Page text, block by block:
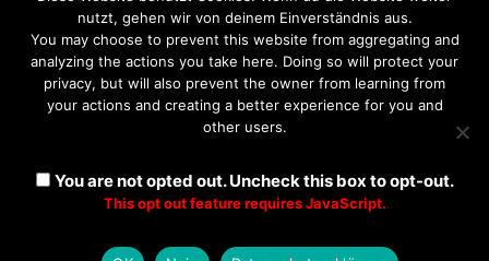
Öffungszeiten
Montag - Freitag:
08.00 - 12.00 Uhr
08.30 - 12.30 Uhr
nutzt, gehen wir von deinem Einverständnis aus.
You may choose to prevent this website from aggregating and
analyzing the actions you take here. Doing so will protect your
privacy, but will also prevent the owner from learning from
your actions and creating a better experience for you and
other users.
You are not opted out. Uncheck this box to opt-out.
This opt out feature requires JavaScript.